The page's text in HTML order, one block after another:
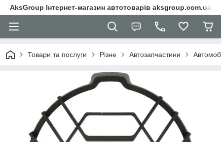
AksGroup Інтернет-магазин автотоварів aksgroup.com.ua
Товари та послуги Різне Автозапчастини